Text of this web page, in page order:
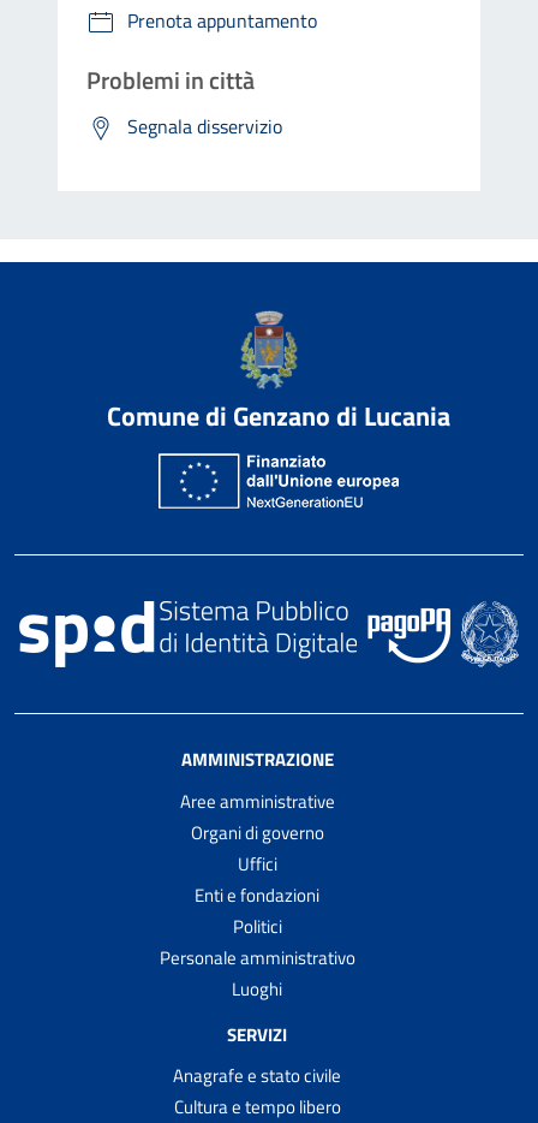
Prenota appuntamento
Problemi in città
Segnala disservizio
Comune di Genzano di Lucania
AMMINISTRAZIONE
Aree amministrative
Organi di governo
Uffici
Enti e fondazioni
Politici
Personale amministrativo
Luoghi
SERVIZI
Anagrafe e stato civile
Cultura e tempo libero